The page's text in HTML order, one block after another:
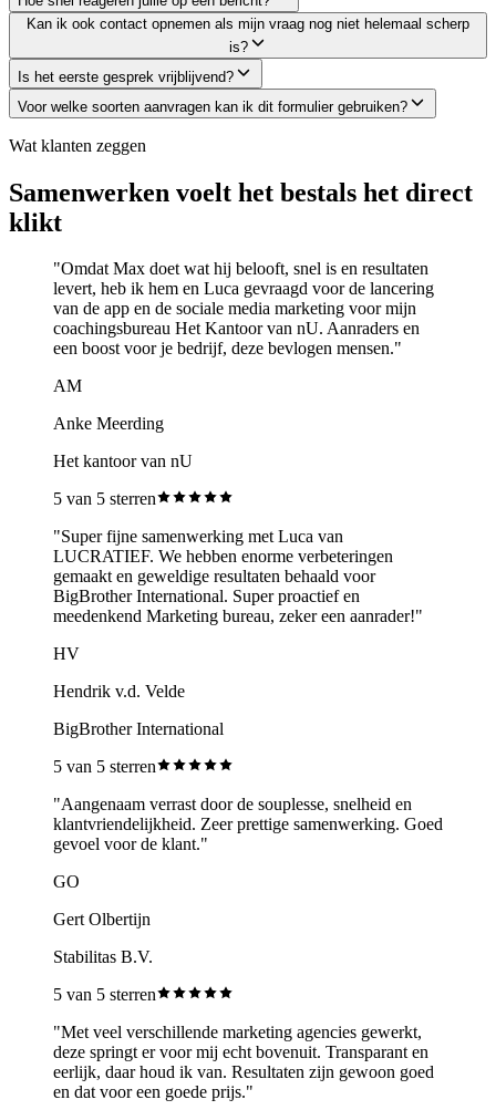
Kan ik ook contact opnemen als mijn vraag nog niet helemaal scherp
is?
Is het eerste gesprek vrijblijvend?
Voor welke soorten aanvragen kan ik dit formulier gebruiken?
Wat klanten zeggen
Samenwerken voelt het bestals het direct
klikt
"Omdat Max doet wat hij belooft, snel is en resultaten
levert, heb ik hem en Luca gevraagd voor de lancering
van de app en de sociale media marketing voor mijn
coachingsbureau Het Kantoor van nU. Aanraders en
een boost voor je bedrijf, deze bevlogen mensen."
AM
Anke Meerding
Het kantoor van nU
5 van 5 sterren
"Super fijne samenwerking met Luca van
LUCRATIEF. We hebben enorme verbeteringen
gemaakt en geweldige resultaten behaald voor
BigBrother International. Super proactief en
meedenkend Marketing bureau, zeker een aanrader!"
HV
Hendrik v.d. Velde
BigBrother International
5 van 5 sterren
"Aangenaam verrast door de souplesse, snelheid en
klantvriendelijkheid. Zeer prettige samenwerking. Goed
gevoel voor de klant."
GO
Gert Olbertijn
Stabilitas B.V.
5 van 5 sterren
"Met veel verschillende marketing agencies gewerkt,
deze springt er voor mij echt bovenuit. Transparant en
eerlijk, daar houd ik van. Resultaten zijn gewoon goed
en dat voor een goede prijs."